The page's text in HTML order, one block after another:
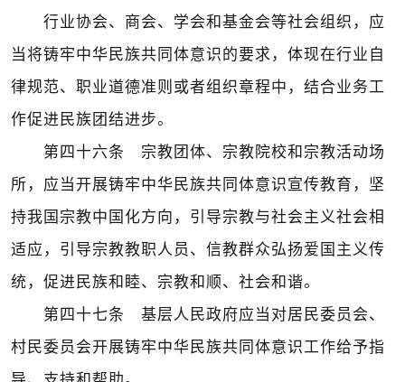
行业协会、商会、学会和基金会等社会组织，应
当将铸牢中华民族共同体意识的要求，体现在行业自
律规范、职业道德准则或者组织章程中，结合业务工
作促进民族团结进步。
第四十六条 宗教团体、宗教院校和宗教活动场
所，应当开展铸牢中华民族共同体意识宣传教育，坚
持我国宗教中国化方向，引导宗教与社会主义社会相
适应，引导宗教教职人员、信教群众弘扬爱国主义传
统，促进民族和睦、宗教和顺、社会和谐。
第四十七条 基层人民政府应当对居民委员会、
村民委员会开展铸牢中华民族共同体意识工作给予指